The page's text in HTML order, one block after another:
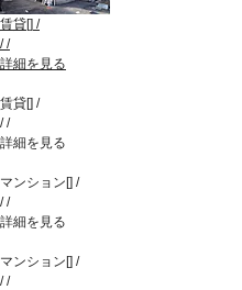
賃貸[] /
//
詳細を見る
賃貸[] /
//
詳細を見る
マンション[] /
//
詳細を見る
マンション[] /
//